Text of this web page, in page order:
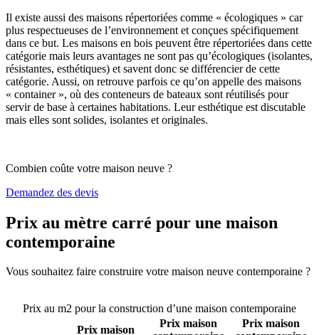
Il existe aussi des maisons répertoriées comme « écologiques » car
plus respectueuses de l’environnement et conçues spécifiquement
dans ce but. Les maisons en bois peuvent être répertoriées dans cette
catégorie mais leurs avantages ne sont pas qu’écologiques (isolantes,
résistantes, esthétiques) et savent donc se différencier de cette
catégorie. Aussi, on retrouve parfois ce qu’on appelle des maisons
« container », où des conteneurs de bateaux sont réutilisés pour
servir de base à certaines habitations. Leur esthétique est discutable
mais elles sont solides, isolantes et originales.
Combien coûte votre maison neuve ?
Demandez des devis
Prix au mètre carré pour une maison
contemporaine
Vous souhaitez faire construire votre maison neuve contemporaine ?
Prix au m2 pour la construction d’une maison contemporaine
Prix maison
Prix maison
Prix maison